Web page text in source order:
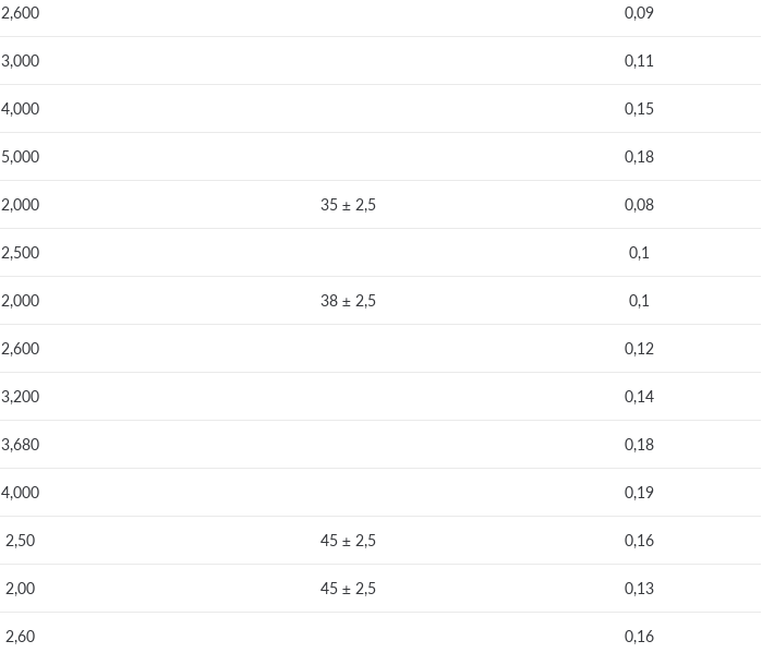
2,600 0,09
3,000 0,11
4,000 0,15
5,000 0,18
2,000 35 ± 2,5 0,08
2,500 0,1
2,000 38 ± 2,5 0,1
2,600 0,12
3,200 0,14
3,680 0,18
4,000 0,19
2,50 45 ± 2,5 0,16
2,00 45 ± 2,5 0,13
2,60 0,16